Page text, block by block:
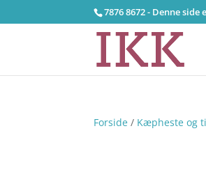
7876 8672 - Denne
Forside / Kæpheste og